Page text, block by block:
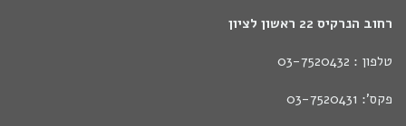
רחוב הנרקיס 22 ראשון לציון
טלפון : 03-7520432
פקס': 03-7520431